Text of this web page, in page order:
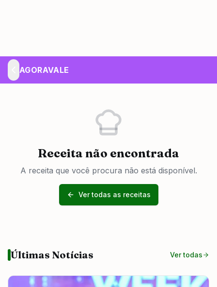
AGORAVALE
Receita não encontrada
A receita que você procura não está disponível.
Ver todas as receitas
Últimas Notícias Ver todas